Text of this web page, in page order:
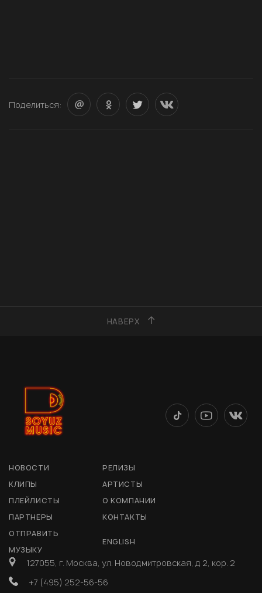
Поделиться:
НАВЕРХ
НОВОСТИ
РЕЛИЗЫ
КЛИПЫ
АРТИСТЫ
ПЛЕЙЛИСТЫ
О КОМПАНИИ
ПАРТНЕРЫ
КОНТАКТЫ
ОТПРАВИТЬ
МУЗЫКУ
ENGLISH
127055, г. Москва, ул. Новодмитровская, д 2, кор. 2
+7 (495) 252-56-56